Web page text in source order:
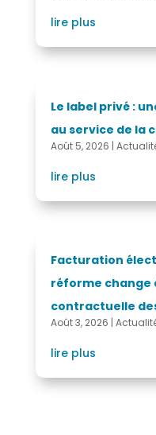
lire plus
Le label privé :
au service de la
Août 5, 2026 |
lire plus
Facturation
réforme change
contractuelle
Août 3, 2026 |
lire plus